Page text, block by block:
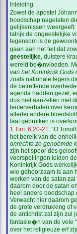
Inleiding.
Zowel de apostel
boodschap nagelaten
gelijkenissen
talrijk de ongeestelijke
tegenkom is de
gaan aan het feit dat
geestelijke, duistere
wereld be�nvloeden.
van het Koninkrijk Gods
zoals nationale legers
de betreffende
agenda hadden gezet,
dus niet aanzetten met
leuterverhalen over
allerlei andere
laat gebruiken is
1 Tim. 6:20-21: “O
het bereik van de
onrechte zo genoemde
zijn het spoor des
voorspellingen leiden
Koninkrijk Gods
wie gehoorzaam is aan
werken van de satan
daarom door de satan
heel andere
Verwacht hier daarom
de grote verdrukking of
de antichrist zal zijn zul
fantasie�n van de vele
over het religieuze erf